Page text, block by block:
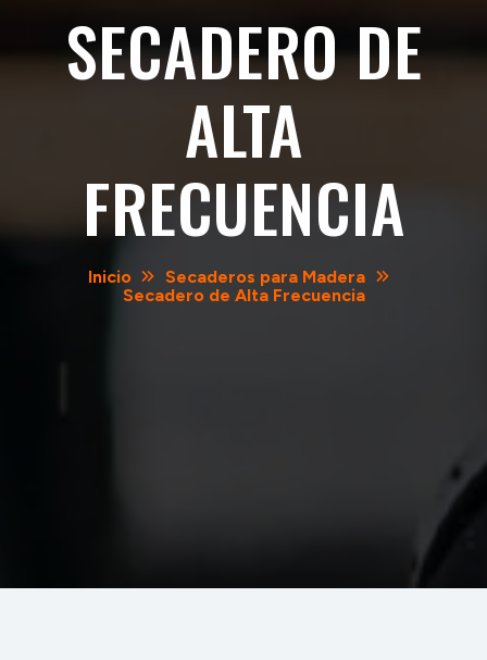
SECADERO DE
ALTA
FRECUENCIA
Inicio
Secaderos para Madera
Secadero de Alta Frecuencia